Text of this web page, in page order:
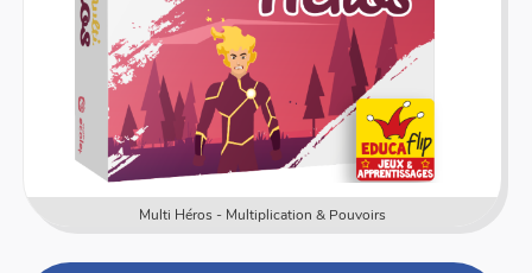
Multi Héros - Multiplication & Pouvoirs